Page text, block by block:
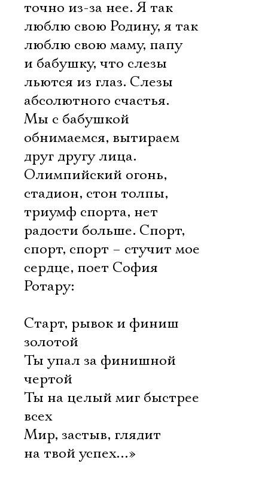
точно из-за нее. Я так
люблю свою Родину, я так
люблю свою маму, папу
и бабушку, что слезы
льются из глаз. Слезы
абсолютного счастья.
Мы с бабушкой
обнимаемся, вытираем
друг другу лица.
Олимпийский огонь,
стадион, стон толпы,
триумф спорта, нет
радости больше. Спорт,
спорт, спорт – стучит мое
сердце, поет София
Ротару:
Старт, рывок и финиш
золотой
Ты упал за финишной
чертой
Ты на целый миг быстрее
всех
Мир, застыв, глядит
на твой успех…»